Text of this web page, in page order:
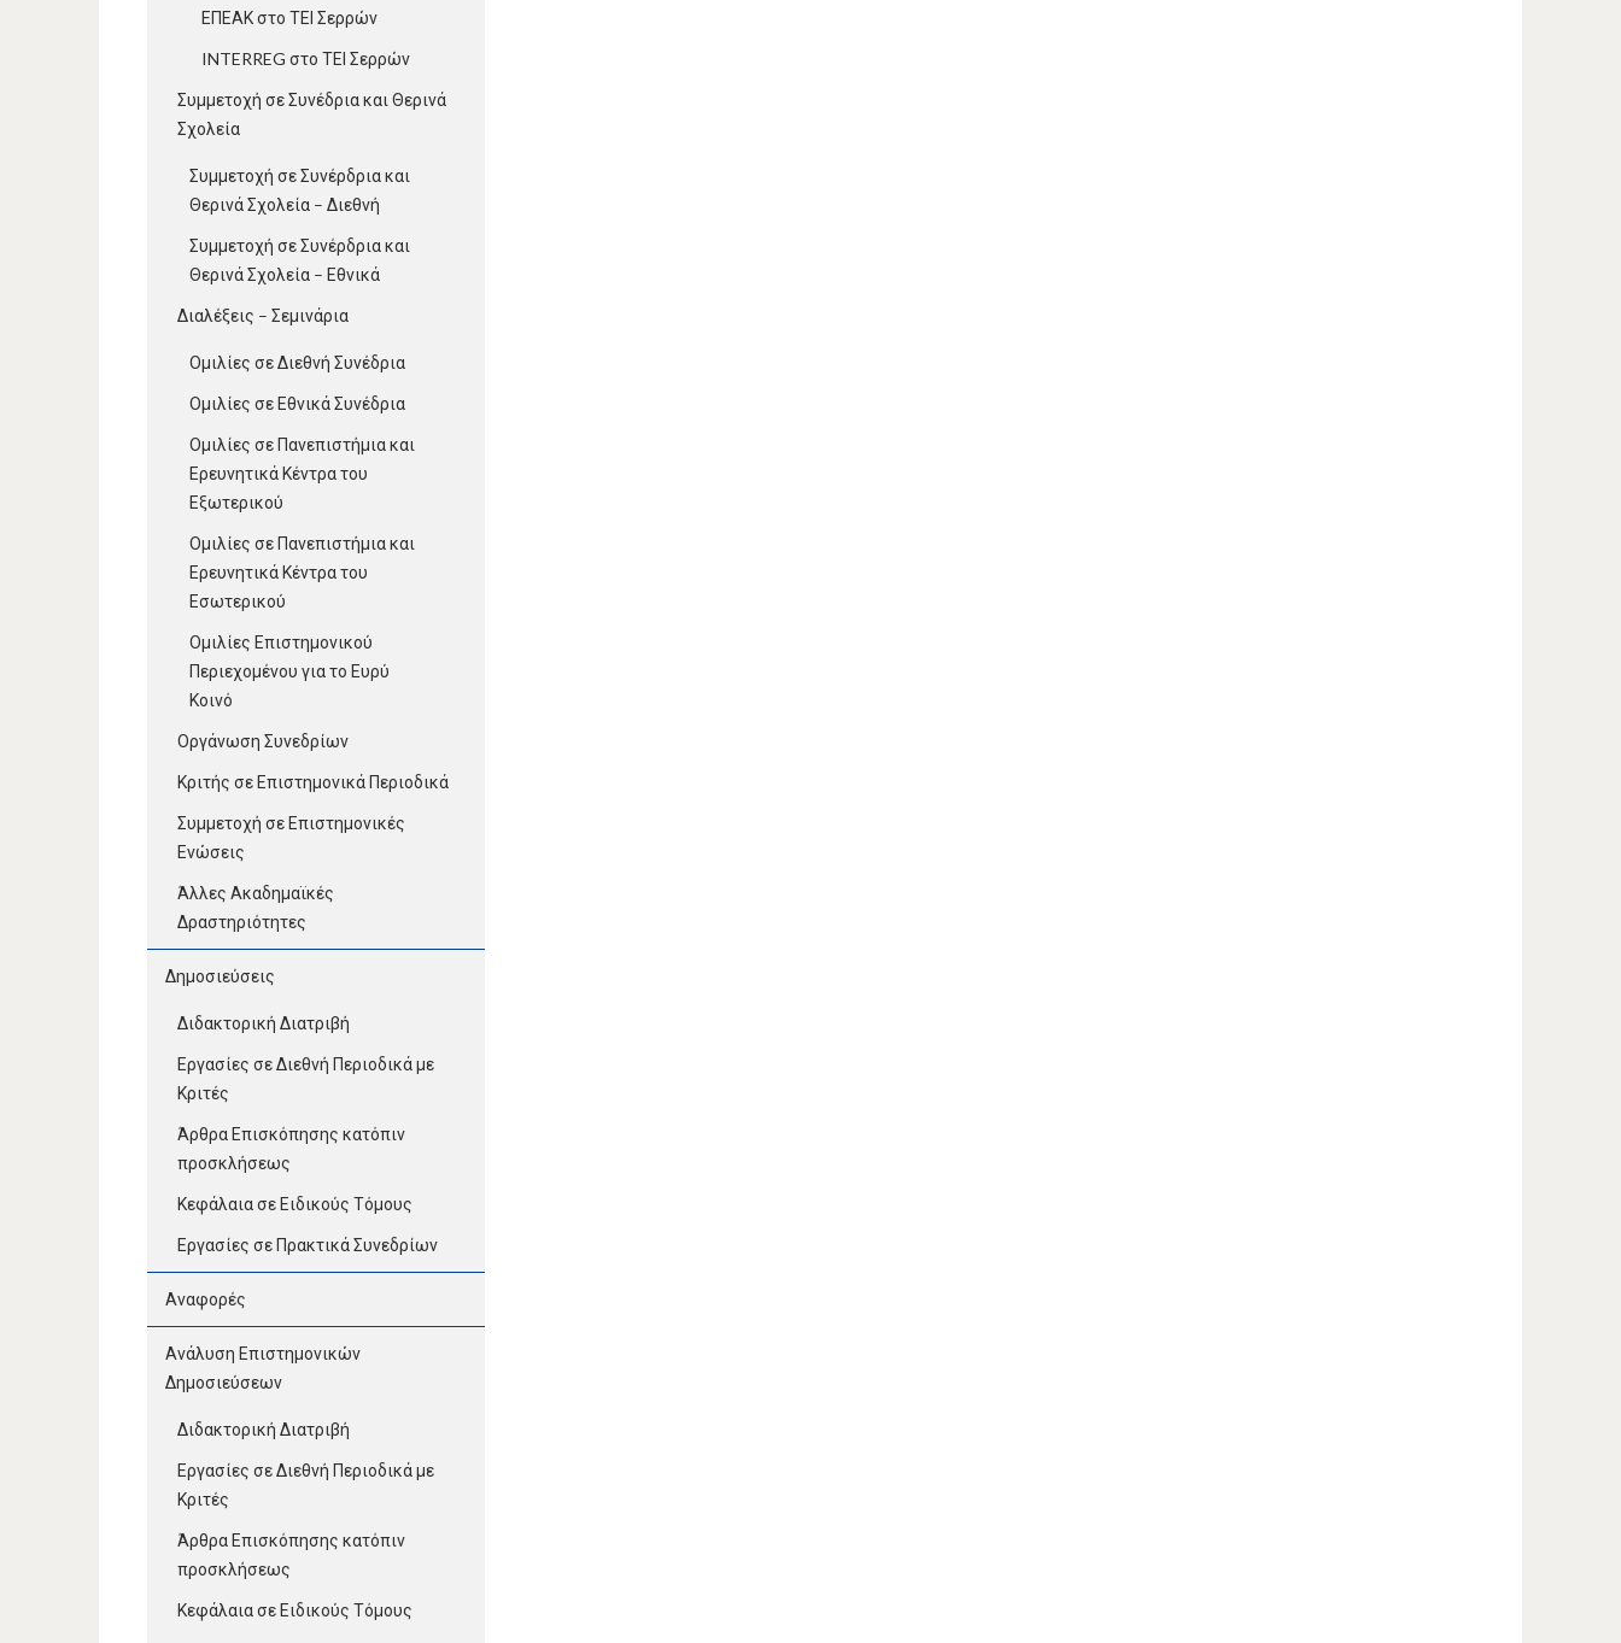
ΕΠΕΑΚ στο ΤΕΙ Σερρών
INTERREG στο ΤΕΙ Σερρών
Συμμετοχή σε Συνέδρια και Θερινά
Σχολεία
Συμμετοχή σε Συνέρδρια και
Θερινά Σχολεία – Διεθνή
Συμμετοχή σε Συνέρδρια και
Θερινά Σχολεία – Εθνικά
Διαλέξεις – Σεμινάρια
Ομιλίες σε Διεθνή Συνέδρια
Ομιλίες σε Εθνικά Συνέδρια
Ομιλίες σε Πανεπιστήμια και
Ερευνητικά Κέντρα του
Εξωτερικού
Ομιλίες σε Πανεπιστήμια και
Ερευνητικά Κέντρα του
Εσωτερικού
Ομιλίες Επιστημονικού
Περιεχομένου για το Ευρύ
Κοινό
Οργάνωση Συνεδρίων
Κριτής σε Επιστημονικά Περιοδικά
Συμμετοχή σε Επιστημονικές
Ενώσεις
Άλλες Ακαδημαϊκές
Δραστηριότητες
Δημοσιεύσεις
Διδακτορική Διατριβή
Εργασίες σε Διεθνή Περιοδικά με
Κριτές
Άρθρα Επισκόπησης κατόπιν
προσκλήσεως
Κεφάλαια σε Ειδικούς Τόμους
Εργασίες σε Πρακτικά Συνεδρίων
Αναφορές
Ανάλυση Επιστημονικών
Δημοσιεύσεων
Διδακτορική Διατριβή
Εργασίες σε Διεθνή Περιοδικά με
Κριτές
Άρθρα Επισκόπησης κατόπιν
προσκλήσεως
Κεφάλαια σε Ειδικούς Τόμους